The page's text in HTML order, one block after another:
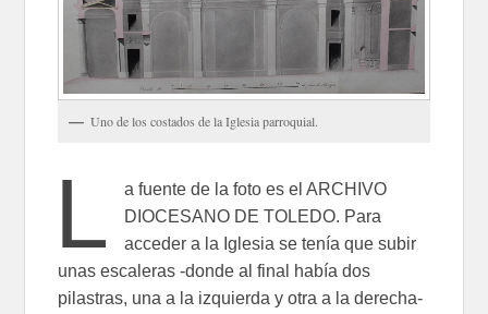
Uno de los costados de la Iglesia parroquial.
L
a fuente de la foto es el ARCHIVO
DIOCESANO DE TOLEDO. Para
acceder a la Iglesia se tenía que subir
unas escaleras -donde al final había dos
pilastras, una a la izquierda y otra a la derecha-